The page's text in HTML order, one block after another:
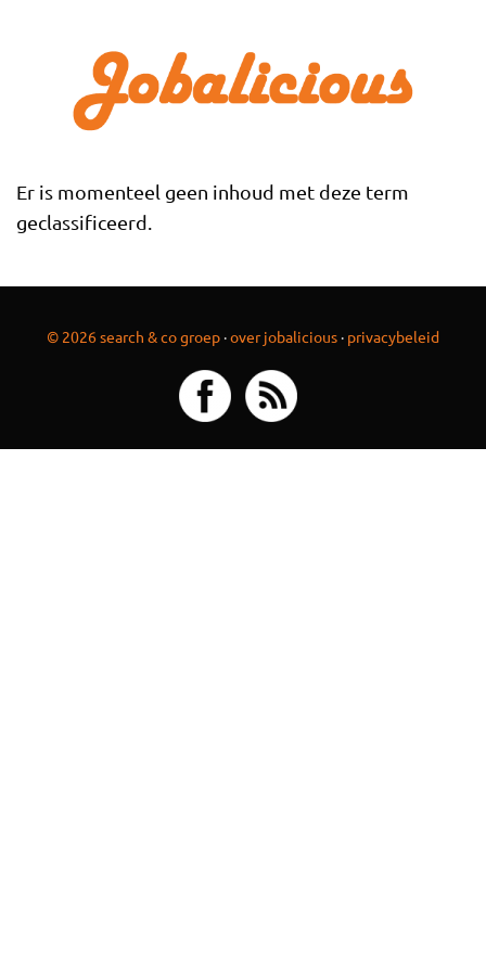
Er is momenteel geen inhoud met deze term
geclassificeerd.
© 2026 search & co groep ·over jobalicious · privacybeleid